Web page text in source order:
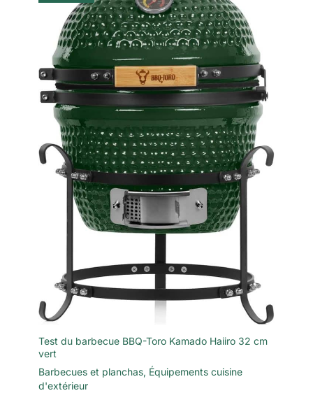
Test du barbecue BBQ-Toro Kamado Haiiro 32 cm
vert
Barbecues et planchas, Équipements cuisine
d'extérieur